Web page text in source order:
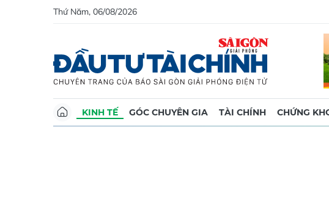
Thứ Năm, 06/08/2026
KINH TẾ GÓC CHUYÊN GIA TÀI CHÍNH CHỨNG